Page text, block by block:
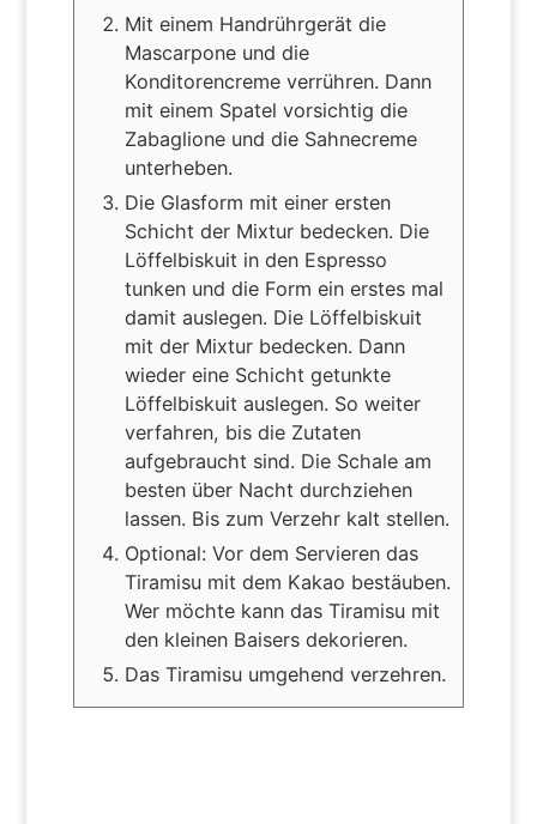
Mit einem Handrührgerät die
Mascarpone und die
Konditorencreme verrühren. Dann
mit einem Spatel vorsichtig die
Zabaglione und die Sahnecreme
unterheben.
Die Glasform mit einer ersten
Schicht der Mixtur bedecken. Die
Löffelbiskuit in den Espresso
tunken und die Form ein erstes mal
damit auslegen. Die Löffelbiskuit
mit der Mixtur bedecken. Dann
wieder eine Schicht getunkte
Löffelbiskuit auslegen. So weiter
verfahren, bis die Zutaten
aufgebraucht sind. Die Schale am
besten über Nacht durchziehen
lassen. Bis zum Verzehr kalt stellen.
Optional: Vor dem Servieren das
Tiramisu mit dem Kakao bestäuben.
Wer möchte kann das Tiramisu mit
den kleinen Baisers dekorieren.
Das Tiramisu umgehend verzehren.